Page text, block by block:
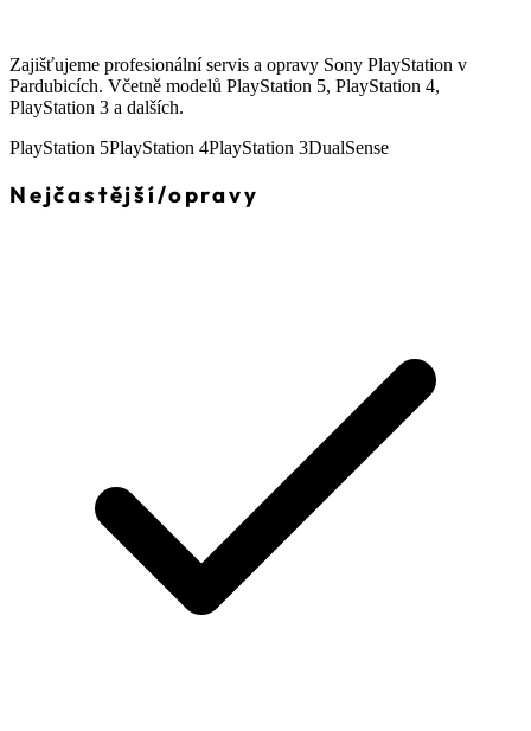
Zajišťujeme profesionální servis a opravy Sony PlayStation v
Pardubicích. Včetně modelů PlayStation 5, PlayStation 4,
PlayStation 3 a dalších.
PlayStation 5PlayStation 4PlayStation 3DualSense
Nejčastější/opravy